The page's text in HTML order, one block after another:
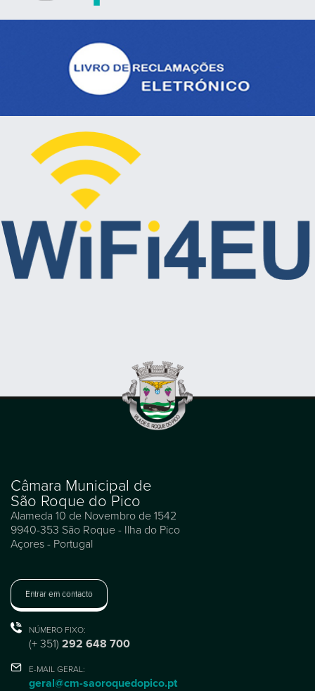
Câmara Municipal de
São Roque do Pico
Alameda 10 de Novembro de 1542
9940-353 São Roque - Ilha do Pico
Açores - Portugal
Entrar em contacto
NÚMERO FIXO:
(+ 351) 292 648 700
E-MAIL GERAL:
geral@cm-saoroquedopico.pt